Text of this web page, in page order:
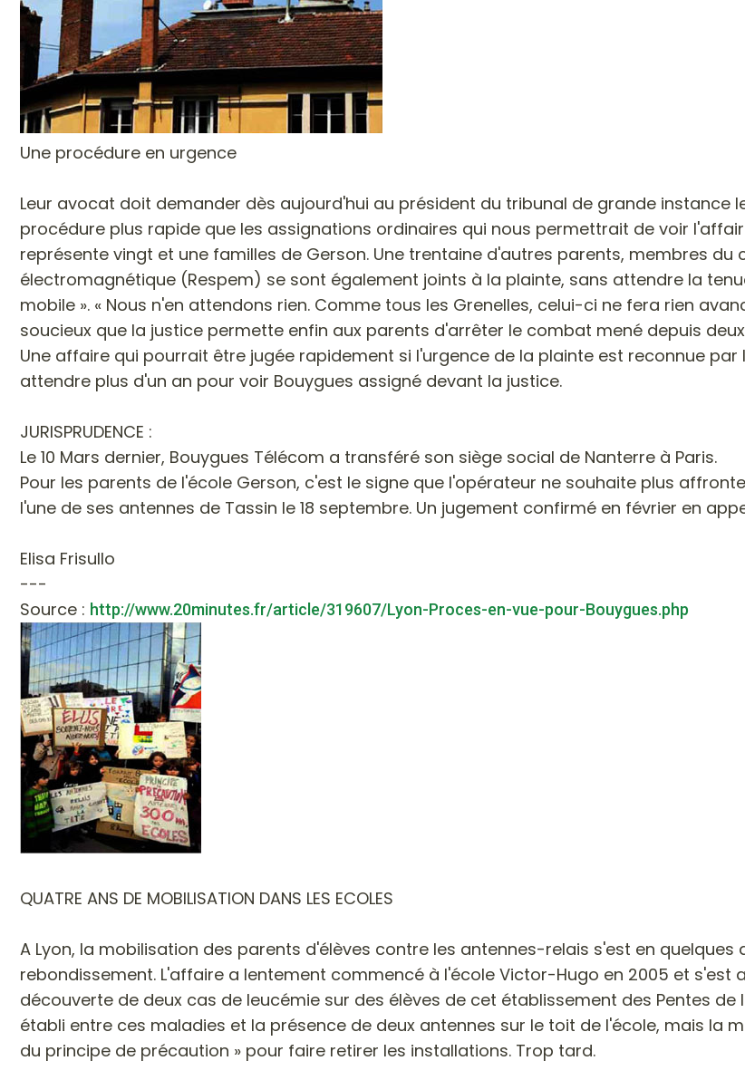
Une procédure en urgence
Leur avocat doit demander dès aujourd'hui au président du tribunal de grande instance
procédure plus rapide que les assignations ordinaires qui nous permettrait de voir
représente vingt et une familles de Gerson. Une trentaine d'autres parents, membres
électromagnétique (Respem) se sont également joints à la plainte, sans attendre la
mobile ». « Nous n'en attendons rien. Comme tous les Grenelles, celui-ci ne fera rien
soucieux que la justice permette enfin aux parents d'arrêter le combat mené depuis
Une affaire qui pourrait être jugée rapidement si l'urgence de la plainte est reconnue
attendre plus d'un an pour voir Bouygues assigné devant la justice.
JURISPRUDENCE :
Le 10 Mars dernier, Bouygues Télécom a transféré son siège social de Nanterre à Paris.
Pour les parents de l'école Gerson, c'est le signe que l'opérateur ne souhaite plus
l'une de ses antennes de Tassin le 18 septembre. Un jugement confirmé en février en
Elisa Frisullo
---
Source : http://www.20minutes.fr/article/319607/Lyon-Proces-en-vue-pour-Bouygues.php
QUATRE ANS DE MOBILISATION DANS LES ECOLES
A Lyon, la mobilisation des parents d'élèves contre les antennes-relais s'est en
rebondissement. L'affaire a lentement commencé à l'école Victor-Hugo en 2005 et s'est
découverte de deux cas de leucémie sur des élèves de cet établissement des Pentes de
établi entre ces maladies et la présence de deux antennes sur le toit de l'école, mais la
du principe de précaution » pour faire retirer les installations. Trop tard.